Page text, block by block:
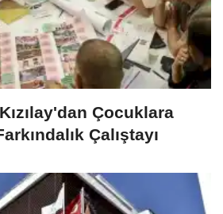
Çocuklara
Çalıştayı